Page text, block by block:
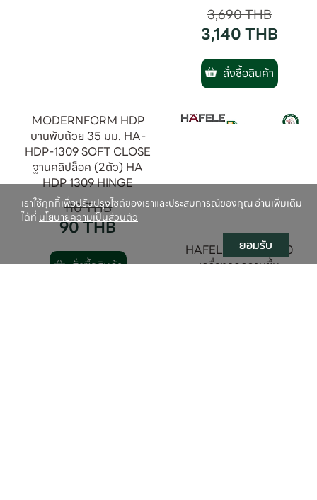
3,690THB
3,140THB
สั่งซื้อสินค้า
MODERNFORM HDP
บานพับถ้วย 35 มม. HA-
HDP-1309 SOFT CLOSE
ฐานคลิปล็อค (2ตัว) HA
HDP 1309 HINGE
110THB
90THB
สั่งซื้อสินค้า
HAFELE 495.38.970
เครื่องลดความชื้น
เราใช้คุกกี้เพื่อปรับปรุงไซต์ของเราและประสบการณ์ของคุณ อ่านเพิ่มเติม
ได้ที่ นโยบายความเป็นส่วนตัว
ยอมรับ